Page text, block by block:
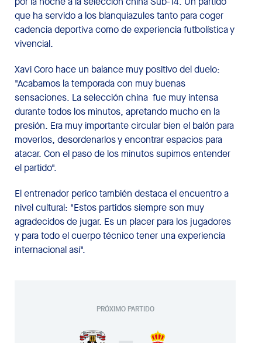
que ha servido a los blanquiazules tanto para coger
cadencia deportiva como de experiencia futbolística y
vivencial.
Xavi Coro hace un balance muy positivo del duelo:
"Acabamos la temporada con muy buenas
sensaciones. La selección china fue muy intensa
durante todos los minutos, apretando mucho en la
presión. Era muy importante circular bien el balón para
moverlos, desordenarlos y encontrar espacios para
atacar. Con el paso de los minutos supimos entender
el partido".
El entrenador perico también destaca el encuentro a
nivel cultural: "Estos partidos siempre son muy
agradecidos de jugar. Es un placer para los jugadores
y para todo el cuerpo técnico tener una experiencia
internacional así".
PRÓXIMO PARTIDO